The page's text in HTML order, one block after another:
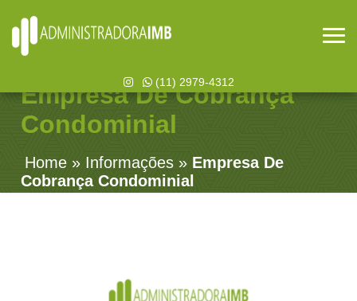
(11) 2979-4312
Empresa De Cobrança
Condominial
Home » Informações » Empresa De
Cobrança Condominial